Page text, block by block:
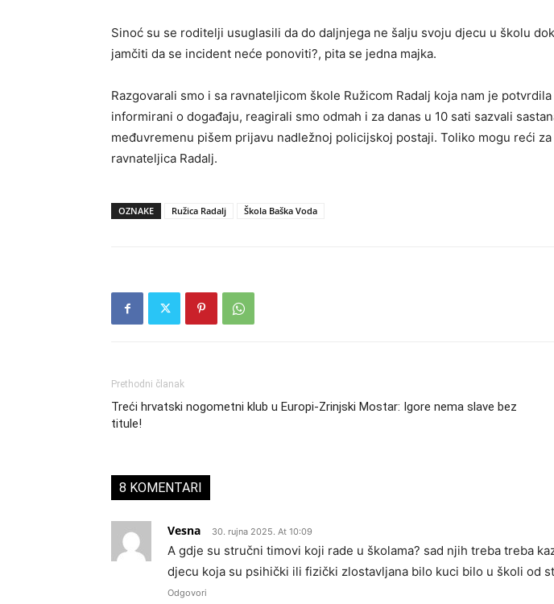
Sinoć su se roditelji usuglasili da do daljnjega ne šalju svoju djecu u školu
jamčiti da se incident neće ponoviti?, pita se jedna majka.
Razgovarali smo i sa ravnateljicom škole Ružicom Radalj koja nam je
informirani o događaju, reagirali smo odmah i za danas u 10 sati sazvali
međuvremenu pišem prijavu nadležnoj policijskoj postaji. Toliko mogu reći
ravnateljica Radalj.
OZNAKE Ružica Radalj Škola Baška Voda
Prethodni članak
Treći hrvatski nogometni klub u Europi-Zrinjski Mostar: Igore nema slave bez
titule!
8 KOMENTARI
Vesna 30. rujna 2025. At 10:09
A gdje su stručni timovi koji rade u školama? sad njih treba treba
djecu koja su psihički ili fizički zlostavljana bilo kuci bilo u školi od
Odgovori